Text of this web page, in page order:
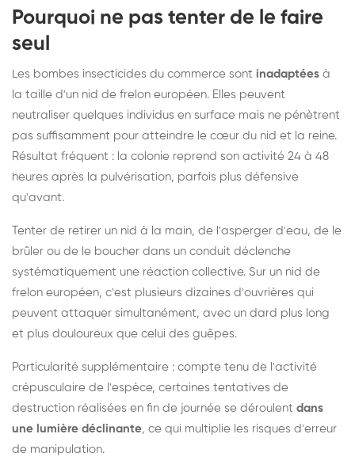
Pourquoi ne pas tenter de le faire
seul
Les bombes insecticides du commerce sont inadaptées à
la taille d'un nid de frelon européen. Elles peuvent
neutraliser quelques individus en surface mais ne pénètrent
pas suffisamment pour atteindre le cœur du nid et la reine.
Résultat fréquent : la colonie reprend son activité 24 à 48
heures après la pulvérisation, parfois plus défensive
qu'avant.
Tenter de retirer un nid à la main, de l'asperger d'eau, de le
brûler ou de le boucher dans un conduit déclenche
systématiquement une réaction collective. Sur un nid de
frelon européen, c'est plusieurs dizaines d'ouvrières qui
peuvent attaquer simultanément, avec un dard plus long
et plus douloureux que celui des guêpes.
Particularité supplémentaire : compte tenu de l'activité
crépusculaire de l'espèce, certaines tentatives de
destruction réalisées en fin de journée se déroulent dans
une lumière déclinante, ce qui multiplie les risques d'erreur
de manipulation.